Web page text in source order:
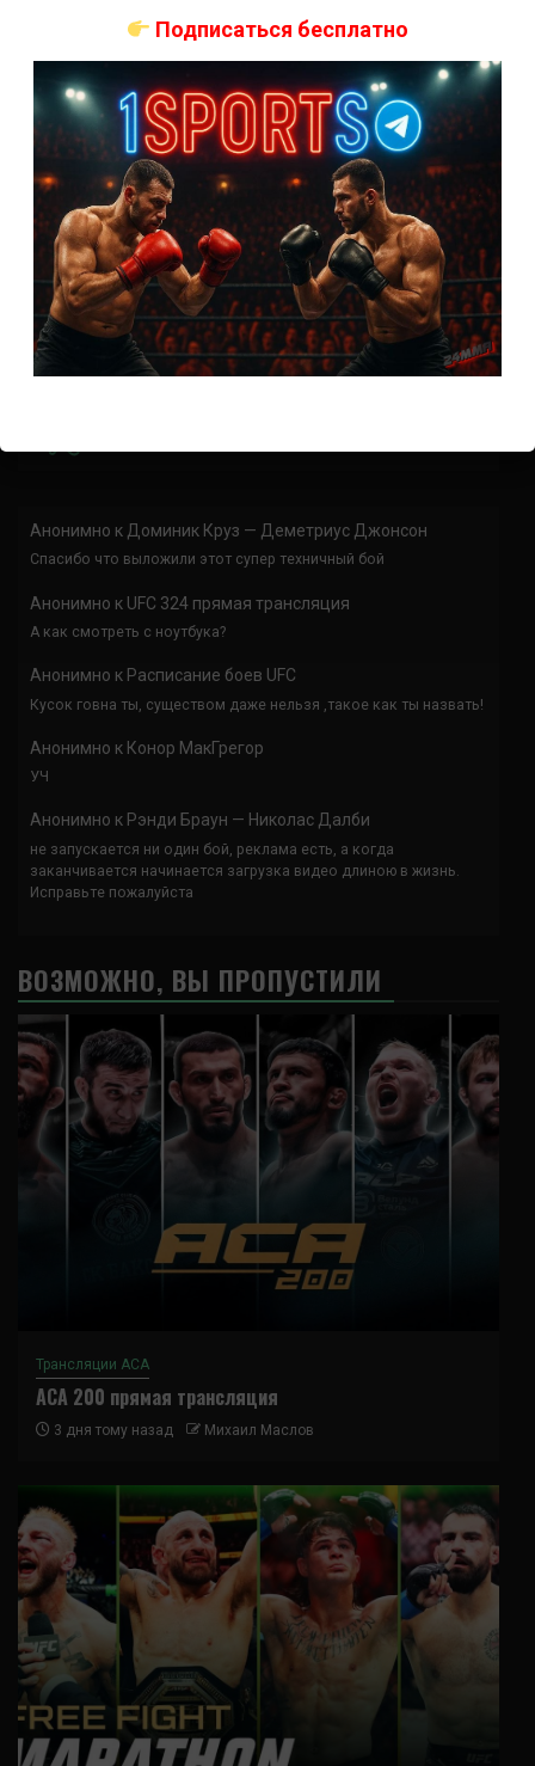
Наталья Сильва на UFC 324: статистика и рекорд
Роуз Намаюнас: статистика и рекорд к турниру UFC
324
Где смотреть бой Сильва — Намаюнас на UFC 324:
время начала
Прогноз на бой Сильва — Намаюнас на UFC 324:
коэффициенты
Арнольд Аллен на UFC 324: статистика и рекорд
ПРИСОЕДИНЯЙСЯ
Анонимно к Доминик Круз — Деметриус Джонсон
Спасибо что выложили этот супер техничный бой
Анонимно к UFC 324 прямая трансляция
А как смотреть с ноутбука?
Анонимно к Расписание боев UFC
Кусок говна ты, существом даже нельзя ,такое как ты назвать!
Анонимно к Конор МакГрегор
УЧ
Анонимно к Рэнди Браун — Николас Далби
не запускается ни один бой, реклама есть, а когда
заканчивается начинается загрузка видео длиною в жизнь.
Исправьте пожалуйста
ВОЗМОЖНО, ВЫ ПРОПУСТИЛИ
Трансляции ACA
ACA 200 прямая трансляция
3 дня тому назад Михаил Маслов
Подписаться бесплатно